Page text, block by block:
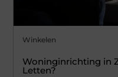
Winkelen
Woninginrichting in
Letten?